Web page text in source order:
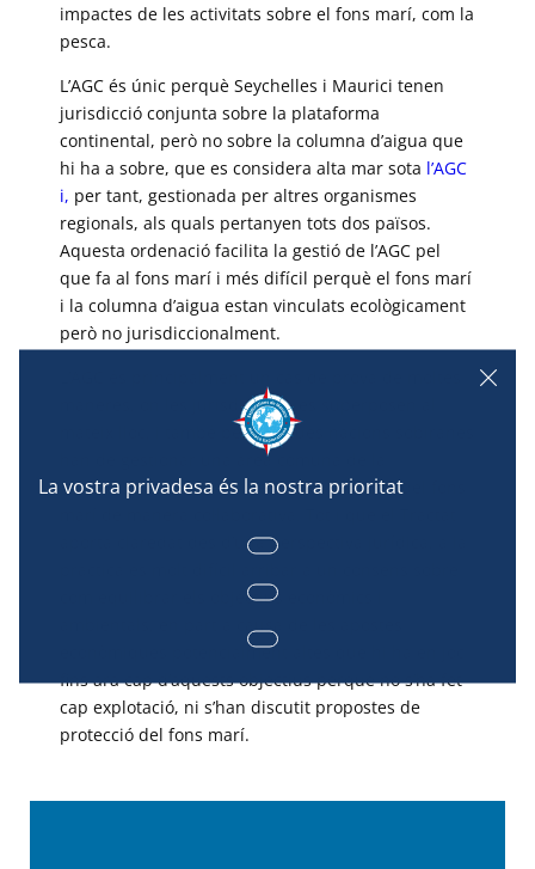
impactes de les activitats sobre el fons marí, com la
pesca.
L’AGC és únic perquè Seychelles i Maurici tenen
jurisdicció conjunta sobre la plataforma
continental, però no sobre la columna d’aigua que
hi ha a sobre, que es considera alta mar sota l’AGC
i, per tant, gestionada per altres organismes
regionals, als quals pertanyen tots dos països.
Aquesta ordenació facilita la gestió de l’AGC pel
que fa al fons marí i més difícil perquè el fons marí
i la columna d’aigua estan vinculats ecològicament
però no jurisdiccionalment.
maneres, on les jurisdiccions es superposen al
mateix lloc, i també perquè dues nacions sobiranes
han de gestionar una àrea comuna de la
plataforma continental i els seus recursos del fons
aporta claredat des d’una perspectiva jurídica, a la
com equilibrar els objectius econòmics i
ambientals, en part a causa de les apostes
econòmiques potencialment altes que hi ha en joc
fins ara cap d’aquests objectius perquè no s’ha fet
cap explotació, ni s’han discutit propostes de
protecció del fons marí.